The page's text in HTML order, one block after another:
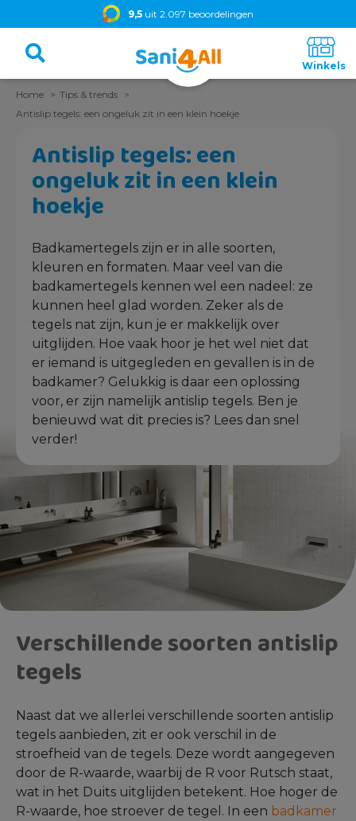
9,5 uit 2.097 beoordelingen
Home
Tips & trends
Antislip tegels: een ongeluk zit in een klein hoekje
Antislip tegels: een
ongeluk zit in een klein
hoekje
Badkamertegels zijn er in alle soorten,
kleuren en formaten. Maar veel van die
badkamertegels kennen wel een nadeel: ze
kunnen heel glad worden. Zeker als de
tegels nat zijn, kun je er makkelijk over
uitglijden. Hoe vaak hoor je het wel niet dat
er iemand is uitgegleden en gevallen is in de
badkamer? Gelukkig is daar een oplossing
voor, er zijn namelijk antislip tegels. Ben je
benieuwd wat dit precies is? Lees dan snel
verder!
Verschillende soorten antislip
tegels
Naast dat we allerlei verschillende soorten antislip
tegels aanbieden, zit er ook verschil in de
stroefheid van de tegels. Deze wordt aangegeven
door de R-waarde, waarbij de R voor Rutsch staat,
wat in het Duits uitglijden betekent. Hoe hoger de
R-waarde, hoe stroever de tegel. In een badkamer